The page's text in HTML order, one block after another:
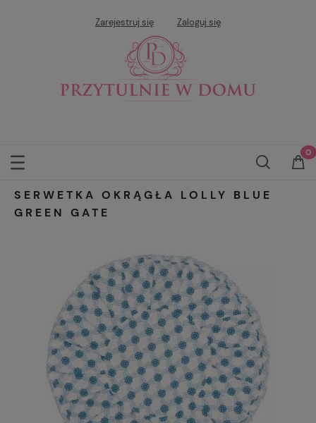
Zarejestruj się Zaloguj się
SERWETKA OKRĄGŁA LOLLY BLUE
GREEN GATE